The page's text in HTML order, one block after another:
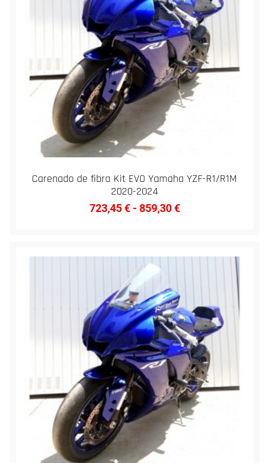
Carenado de fibra Kit EVO Yamaha YZF-R1/R1M
2020-2024
723,45€ - 859,30€